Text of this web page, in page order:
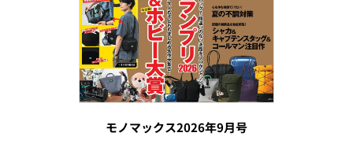
モノマックス2026年9月号